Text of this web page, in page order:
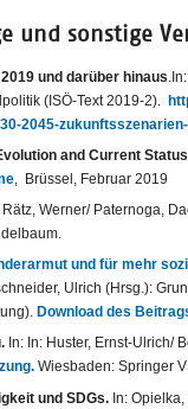
und sonstige
und darüber hinaus
(ISÖ-Text 2019-2).
2045-
and Current
, Brüssel, Februar 2019
Rätz, Werner/ Paternoga,
und für mehr
Ulrich (Hrsg.):
Download des
In: In: Huster, Ernst-Ulrich/
Wiesbaden: Springer
und SDGs. In: